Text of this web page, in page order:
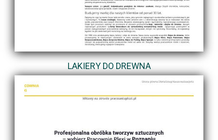
LAKIERY DO DREWNA